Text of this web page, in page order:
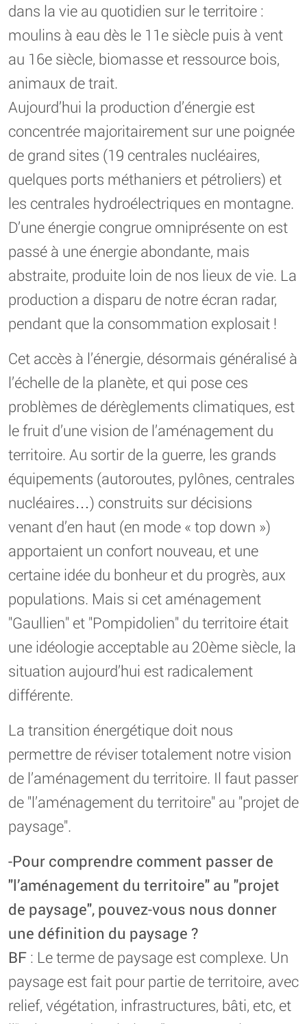
dans la vie au quotidien sur le territoire :
moulins à eau dès le 11e siècle puis à vent
au 16e siècle, biomasse et ressource bois,
animaux de trait.
Aujourd’hui la production d’énergie est
concentrée majoritairement sur une poignée
de grand sites (19 centrales nucléaires,
quelques ports méthaniers et pétroliers) et
les centrales hydroélectriques en montagne.
D’une énergie congrue omniprésente on est
passé à une énergie abondante, mais
abstraite, produite loin de nos lieux de vie. La
production a disparu de notre écran radar,
pendant que la consommation explosait !
Cet accès à l’énergie, désormais généralisé à
l’échelle de la planète, et qui pose ces
problèmes de dérèglements climatiques, est
le fruit d’une vision de l’aménagement du
territoire. Au sortir de la guerre, les grands
équipements (autoroutes, pylônes, centrales
nucléaires…) construits sur décisions
venant d’en haut (en mode « top down »)
apportaient un confort nouveau, et une
certaine idée du bonheur et du progrès, aux
populations. Mais si cet aménagement
"Gaullien" et "Pompidolien" du territoire était
une idéologie acceptable au 20ème siècle, la
situation aujourd’hui est radicalement
différente.
La transition énergétique doit nous
permettre de réviser totalement notre vision
de l’aménagement du territoire. Il faut passer
de "l’aménagement du territoire" au "projet de
paysage".
-Pour comprendre comment passer de
"l’aménagement du territoire" au "projet
de paysage", pouvez-vous nous donner
une définition du paysage ?
BF : Le terme de paysage est complexe. Un
paysage est fait pour partie de territoire, avec
relief, végétation, infrastructures, bâti, etc, et